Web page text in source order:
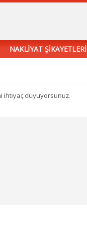
NAKLİYAT ŞİKAYETLERİ
ihtiyaç duyuyorsunuz.